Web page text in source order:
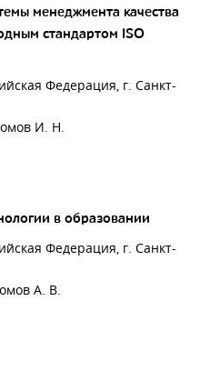
менеджмента качества
стандартом ISO
Федерация, г. Санкт-
И. Н.
в образовании
Федерация, г. Санкт-
А. В.